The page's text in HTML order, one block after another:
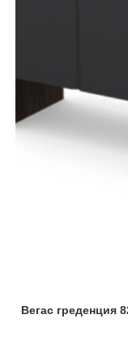
Вегас греденция